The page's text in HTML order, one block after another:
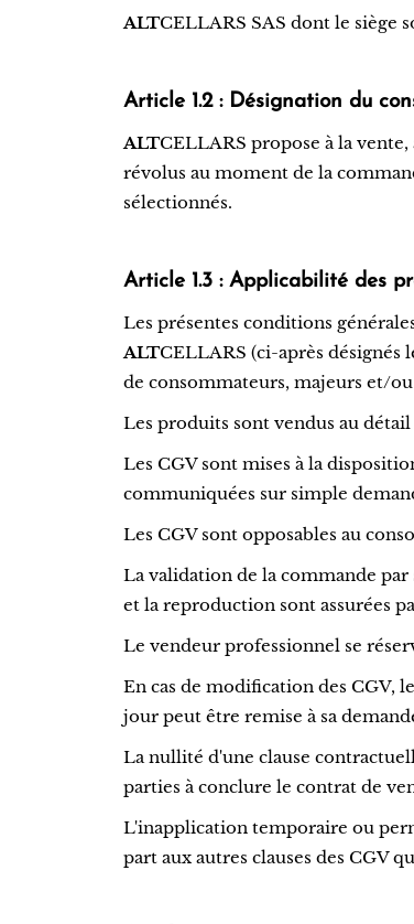
ALTCELLARS SAS dont le siège
Article 1.2 : Désignation du
ALTCELLARS propose à la
révolus au moment de la
sélectionnés.
Article 1.3 : Applicabilité des
Les présentes conditions
ALTCELLARS (ci-après désignés
de consommateurs, majeurs et/
Les produits sont vendus au
Les CGV sont mises à la
communiquées sur simple
Les CGV sont opposables au
La validation de la commande
et la reproduction sont assurées
Le vendeur professionnel se
En cas de modification des CGV,
jour peut être remise à sa
La nullité d'une clause
parties à conclure le contrat de
L'inapplication temporaire ou
part aux autres clauses des CGV